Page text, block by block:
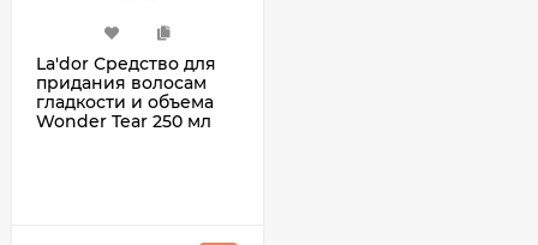
La'dor Средство для
придания волосам
гладкости и объема
Wonder Tear 250 мл